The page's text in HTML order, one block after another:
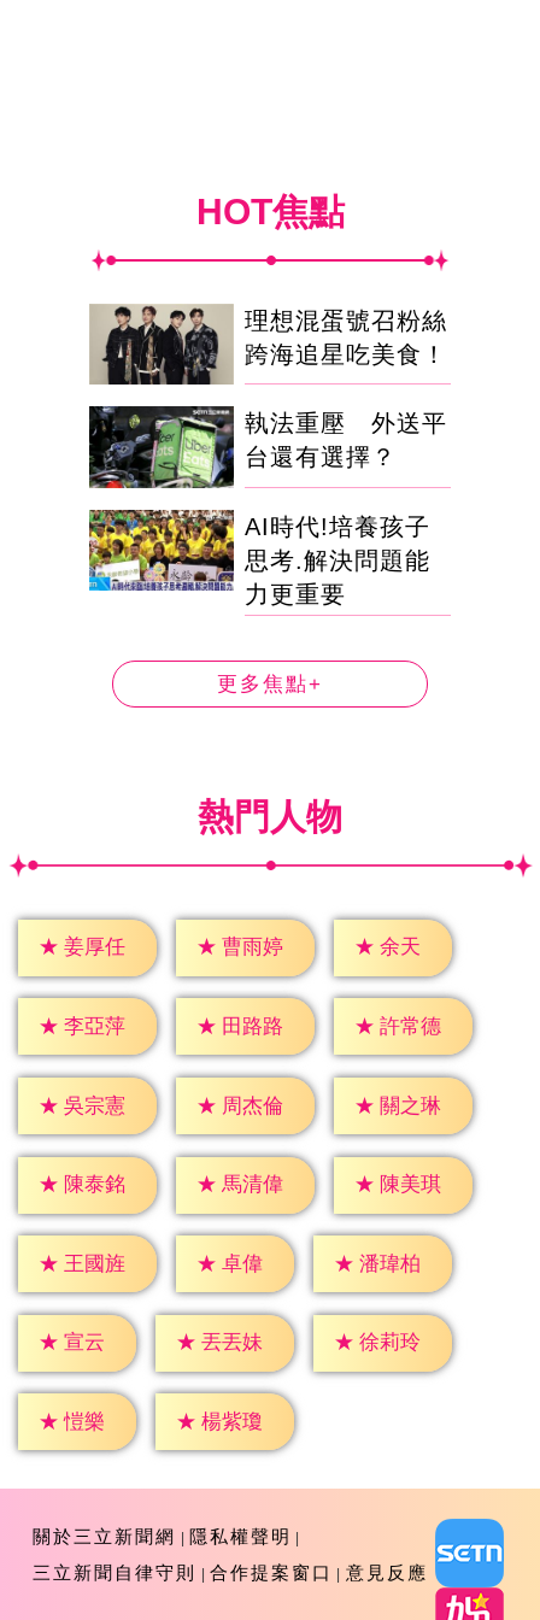
HOT焦點
理想混蛋號召粉絲
跨海追星吃美食！
執法重壓 外送平
台還有選擇？
AI時代!培養孩子
思考.解決問題能
力更重要
更多焦點+
熱門人物
★ 姜厚任 ★ 曹雨婷 ★ 余天
★ 李亞萍 ★ 田路路 ★ 許常德
★ 吳宗憲 ★ 周杰倫 ★ 關之琳
★ 陳泰銘 ★ 馬清偉 ★ 陳美琪
★ 王國旌 ★ 卓偉 ★ 潘瑋柏
★ 宣云 ★ 丟丟妹 ★ 徐莉玲
★ 愷樂 ★ 楊紫瓊
關於三立新聞網
隱私權聲明
三立新聞自律守則
合作提案窗口 意見反應